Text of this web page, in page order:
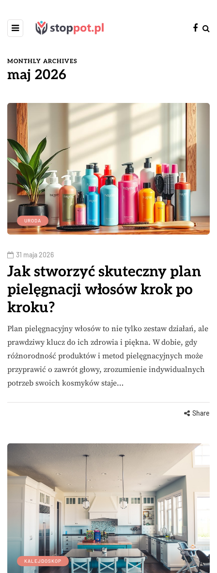
MONTHLY ARCHIVES
maj 2026
URODA
31 maja 2026
Jak stworzyć skuteczny plan
pielęgnacji włosów krok po
kroku?
Plan pielęgnacyjny włosów to nie tylko zestaw działań, ale
prawdziwy klucz do ich zdrowia i piękna. W dobie, gdy
różnorodność produktów i metod pielęgnacyjnych może
przyprawić o zawrót głowy, zrozumienie indywidualnych
potrzeb swoich kosmyków staje…
Share
KALEJDOSKOP